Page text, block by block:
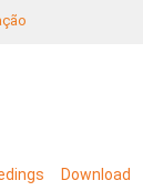
Download